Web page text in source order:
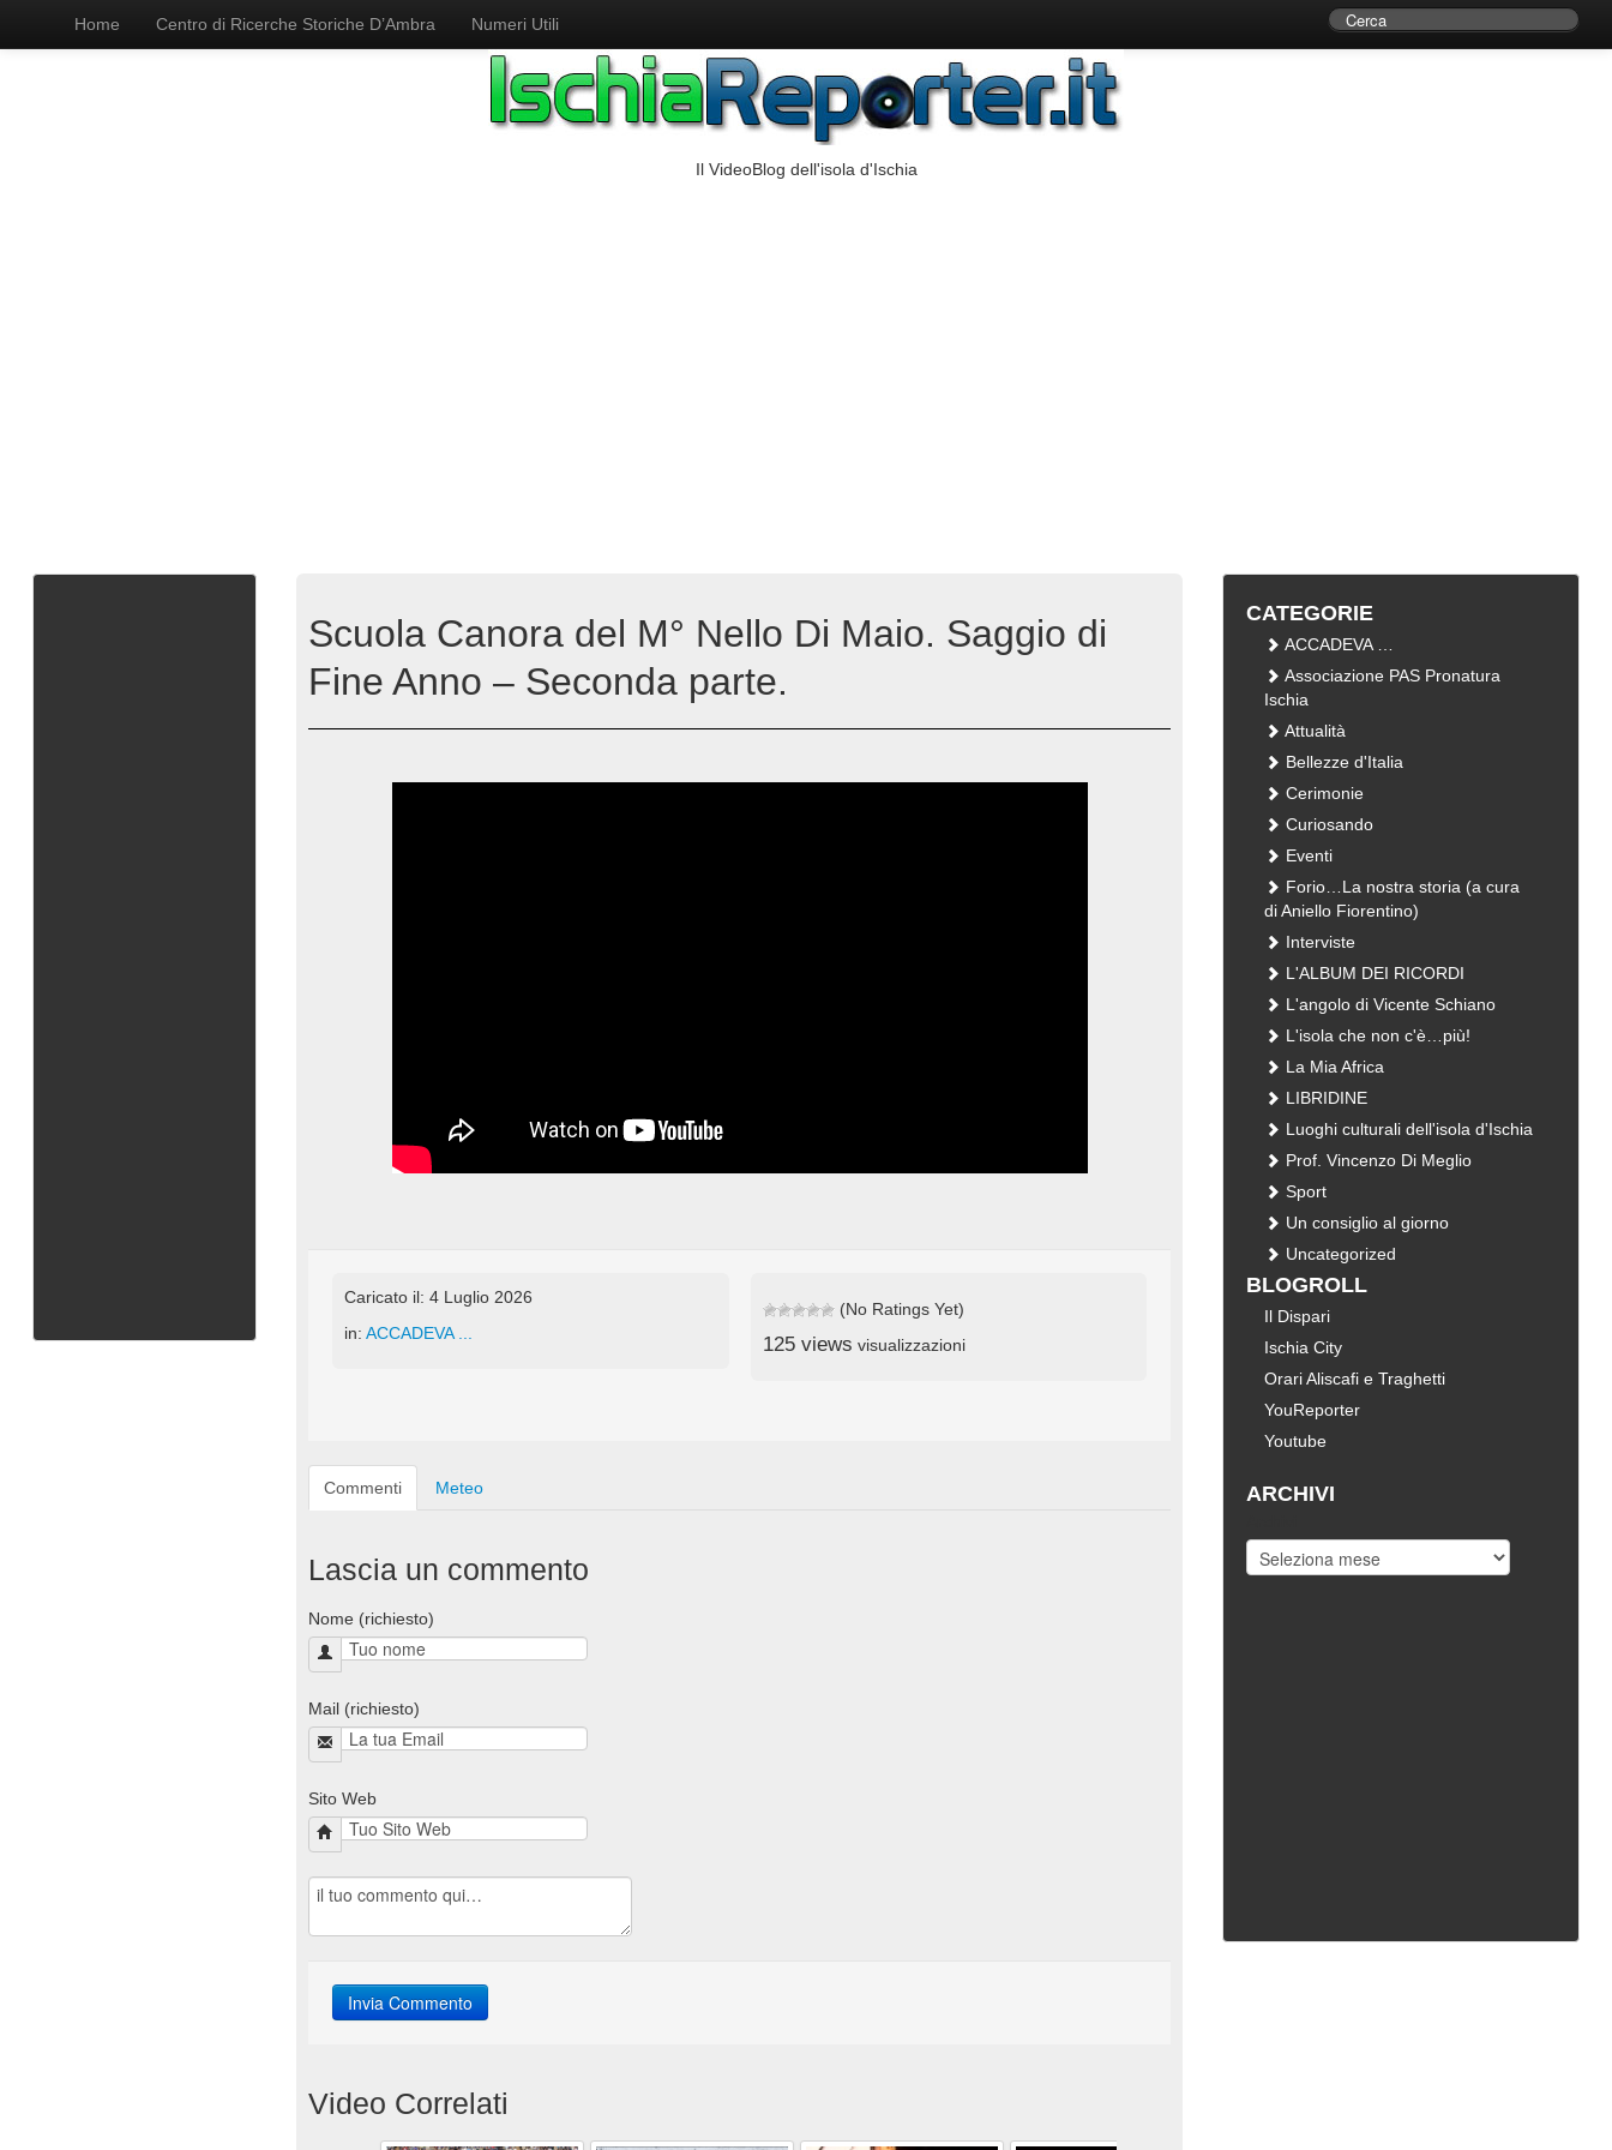
Home Centro di Ricerche Storiche D’Ambra Numeri Utili
Il VideoBlog dell'isola d'Ischia
Scuola Canora del M° Nello Di Maio. Saggio di
Fine Anno – Seconda parte.
Caricato il: 4 Luglio 2026
in:ACCADEVA ...
(No Ratings Yet)
125 views visualizzazioni
Commenti Meteo
Lascia un commento
Nome (richiesto)
Mail (richiesto)
Sito Web
Video Correlati
CATEGORIE
ACCADEVA …
Associazione PAS Pronatura
Ischia
Attualità
Bellezze d'Italia
Cerimonie
Curiosando
Eventi
Forio…La nostra storia (a cura
di Aniello Fiorentino)
Interviste
L'ALBUM DEI RICORDI
L'angolo di Vicente Schiano
L'isola che non c'è…più!
La Mia Africa
LIBRIDINE
Luoghi culturali dell'isola d'Ischia
Prof. Vincenzo Di Meglio
Sport
Un consiglio al giorno
Uncategorized
BLOGROLL
Il Dispari
Ischia City
Orari Aliscafi e Traghetti
YouReporter
Youtube
ARCHIVI